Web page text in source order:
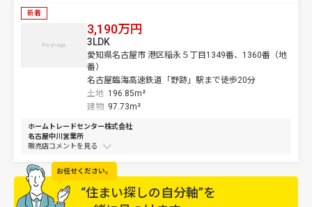
新着
3,190万円
愛知県名古屋市 港区稲永５丁目1349番、1360番（地
番）
名古屋臨海高速鉄道「野跡」駅まで徒歩20分
土地 196.85m²
3LDK
建物 97.73m²
ホームトレードセンター株式会社
名古屋中川営業所
販売店コメントを
お任せください。
“住まい探しの自分軸”を